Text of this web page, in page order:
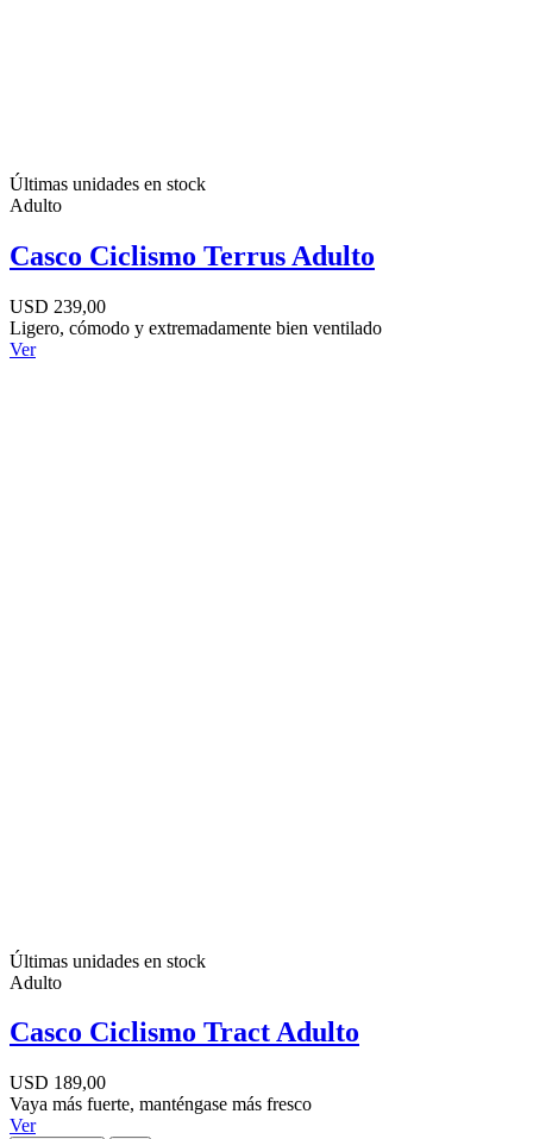
Últimas unidades en stock
Adulto
Casco Ciclismo Terrus Adulto
USD 239,00
Ligero, cómodo y extremadamente bien ventilado
Ver
Últimas unidades en stock
Adulto
Casco Ciclismo Tract Adulto
USD 189,00
Vaya más fuerte, manténgase más fresco
Ver